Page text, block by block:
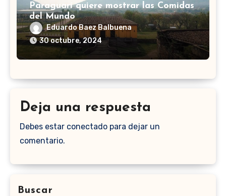
Paraguarí quiere mostrar las Comidas
del Mundo
Eduardo Baez Balbuena
30 octubre, 2024
Deja una respuesta
Debes estar conectado para dejar un
comentario.
Buscar